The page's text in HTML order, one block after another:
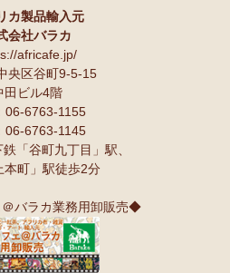
カ製品輸入元
会社バラカ
africafe.jp/
央区谷町9-5-15
田ビル4階
06-6763-1155
06-6763-1145
「谷町九丁目」駅、
本町」駅徒歩2分
バラカ業務用卸販売◆